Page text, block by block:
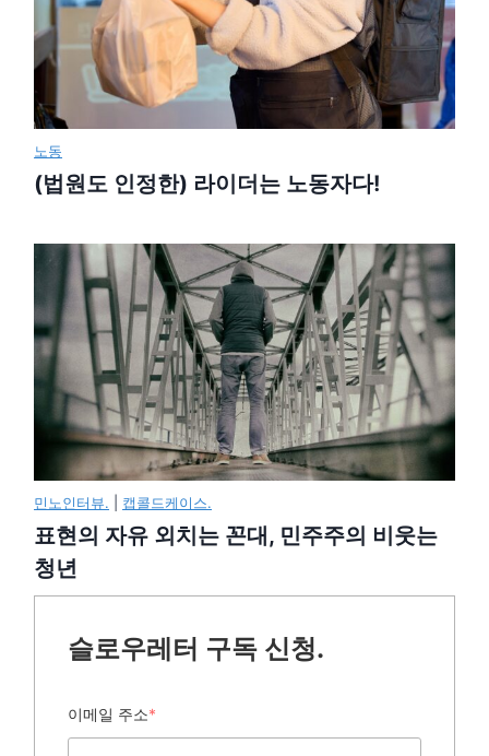
노동
(법원도 인정한) 라이더는 노동자다!
민노인터뷰. 캡콜드케이스.
표현의 자유 외치는 꼰대, 민주주의 비웃는
청년
슬로우레터 구독 신청.
이메일 주소*